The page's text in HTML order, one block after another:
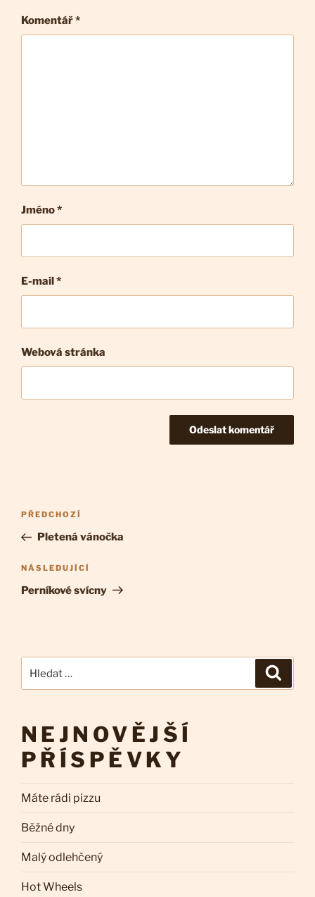
Komentář*
Jméno *
E-mail*
Webová stránka
Navigace
pro
příspěvek
Předchozí
příspěvek
PŘEDCHOZÍ
Pletená vánočka
Následující
příspěvek
NÁSLEDUJÍCÍ
Perníkové svícny
NEJNOVĚJŠÍ
PŘÍSPĚVKY
Máte rádi pizzu
Běžné dny
Malý odlehčený
Hot Wheels